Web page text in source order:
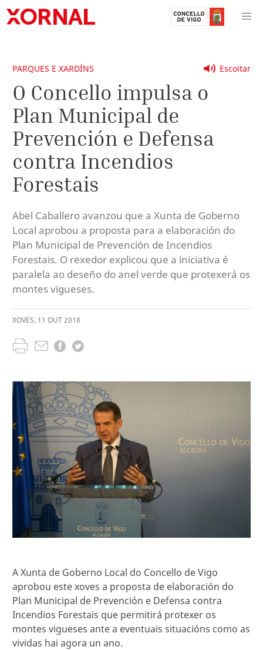
Escoitar
PARQUES E XARDÍNS
O Concello impulsa o
Plan Municipal de
Prevención e Defensa
contra Incendios
Forestais
Abel Caballero avanzou que a Xunta de Goberno
Local aprobou a proposta para a elaboración do
Plan Municipal de Prevención de Incendios
Forestais. O rexedor explicou que a iniciativa é
paralela ao deseño do anel verde que protexerá os
montes vigueses.
XOVES, 11 OUT2018
A Xunta de Goberno Local do Concello de Vigo
aprobou este xoves a proposta de elaboración do
Plan Municipal de Prevención e Defensa contra
Incendios Forestais que permitirá protexer os
montes vigueses ante a eventuais situacións como as
vividas hai agora un ano.